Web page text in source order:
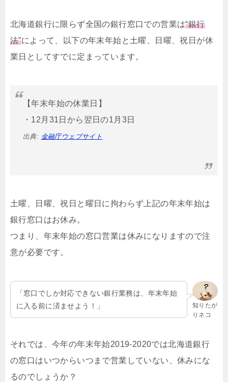
北海道銀行に限らず全国の銀行窓口での営業は“銀行
法”によって、以下の年末年始と土曜、日曜、祝日が休
業日としてすでに定まっています。
【年末年始の休業日】
・12月31日から翌日の1月3日
出典: 金融庁ウェブサイト
土曜、日曜、祝日と曜日に拘わらず上記の年末年始は
銀行窓口はお休み。
つまり、年末年始の窓口営業は休みになりますので注
意が必要です。
知りたが
りネコ
「窓口でしか対応できない銀行業務は、年末年始
に入る前に済ませよう！」
それでは、今年の年末年始2019-2020では北海道銀行
の窓口はいつからいつまで営業していない、休みにな
るのでしょうか？